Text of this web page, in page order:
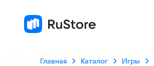
Главная Каталог Игры